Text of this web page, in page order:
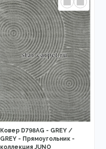
Ковер D798AG - GREY /
GREY - Прямоугольник -
коллекция JUNO